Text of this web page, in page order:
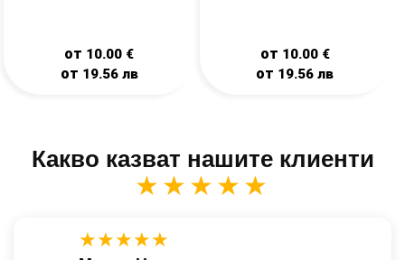
от 10.00 €
от 19.56 лв
от 10.00 €
от 19.56лв
Какво казват нашите клиенти
★★★★★
★★★★★